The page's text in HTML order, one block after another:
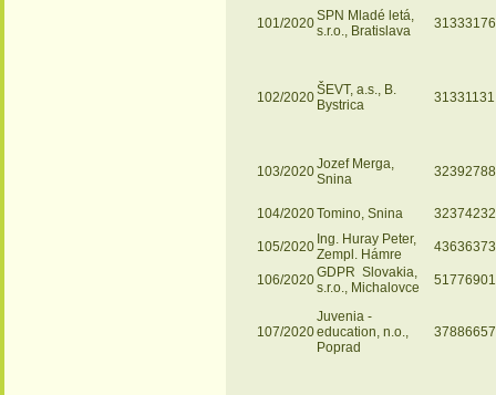
101/2020SPN Mladé letá,
s.r.o., Bratislava
31333176
102/2020ŠEVT, a.s., B.
Bystrica
31331131
103/2020Jozef Merga,
Snina
32392788
104/2020Tomino, Snina 32374232
105/2020 Ing. Huray Peter,
Zempl. Hámre
43636373
106/2020GDPR Slovakia,
s.r.o., Michalovce
51776901
107/2020
Juvenia -
education, n.o.,
Poprad
37886657